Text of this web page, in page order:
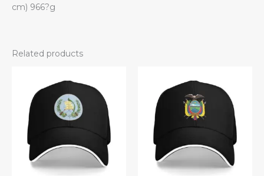
cm) 966?g
Related products